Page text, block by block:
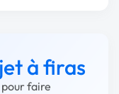
à firas
faire